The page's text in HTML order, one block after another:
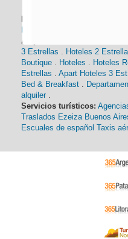
Información general:
Distancias
Alojamiento:
3 Estrellas
Hoteles 2
Boutique
Hoteles Hoteles
Estrellas
Apart Hoteles 3
Bed & Breakfast
alquiler
Servicios turísticos:
Traslados Ezeiza Buenos
Escuales de español Taxis